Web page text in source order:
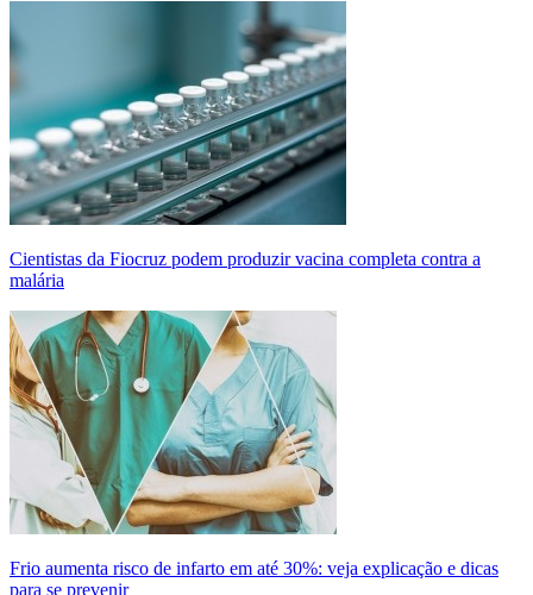
Cientistas da Fiocruz podem produzir vacina completa contra a
malária
Frio aumenta risco de infarto em até 30%: veja explicação e dicas
para se prevenir